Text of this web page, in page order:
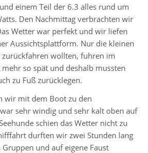
einem Teil der 6.3 alles rund um
Den Nachmittag verbrachten wir
Wetter war perfekt und wir liefen
Aussichtsplattform. Nur die kleinen
wollten, fuhren im
so spät und deshalb mussten
zu Fuß zurücklegen.
wir mit dem Boot zu den
sehr windig und sehr kalt oben auf
schien das Wetter nicht zu
durften wir zwei Stunden lang
und auf eigene Faust